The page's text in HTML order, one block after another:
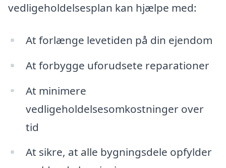
vedligeholdelsesplan kan hjælpe med:
At forlænge levetiden på din ejendom
At forbygge uforudsete reparationer
At minimere
vedligeholdelsesomkostninger over
tid
At sikre, at alle bygningsdele opfylder